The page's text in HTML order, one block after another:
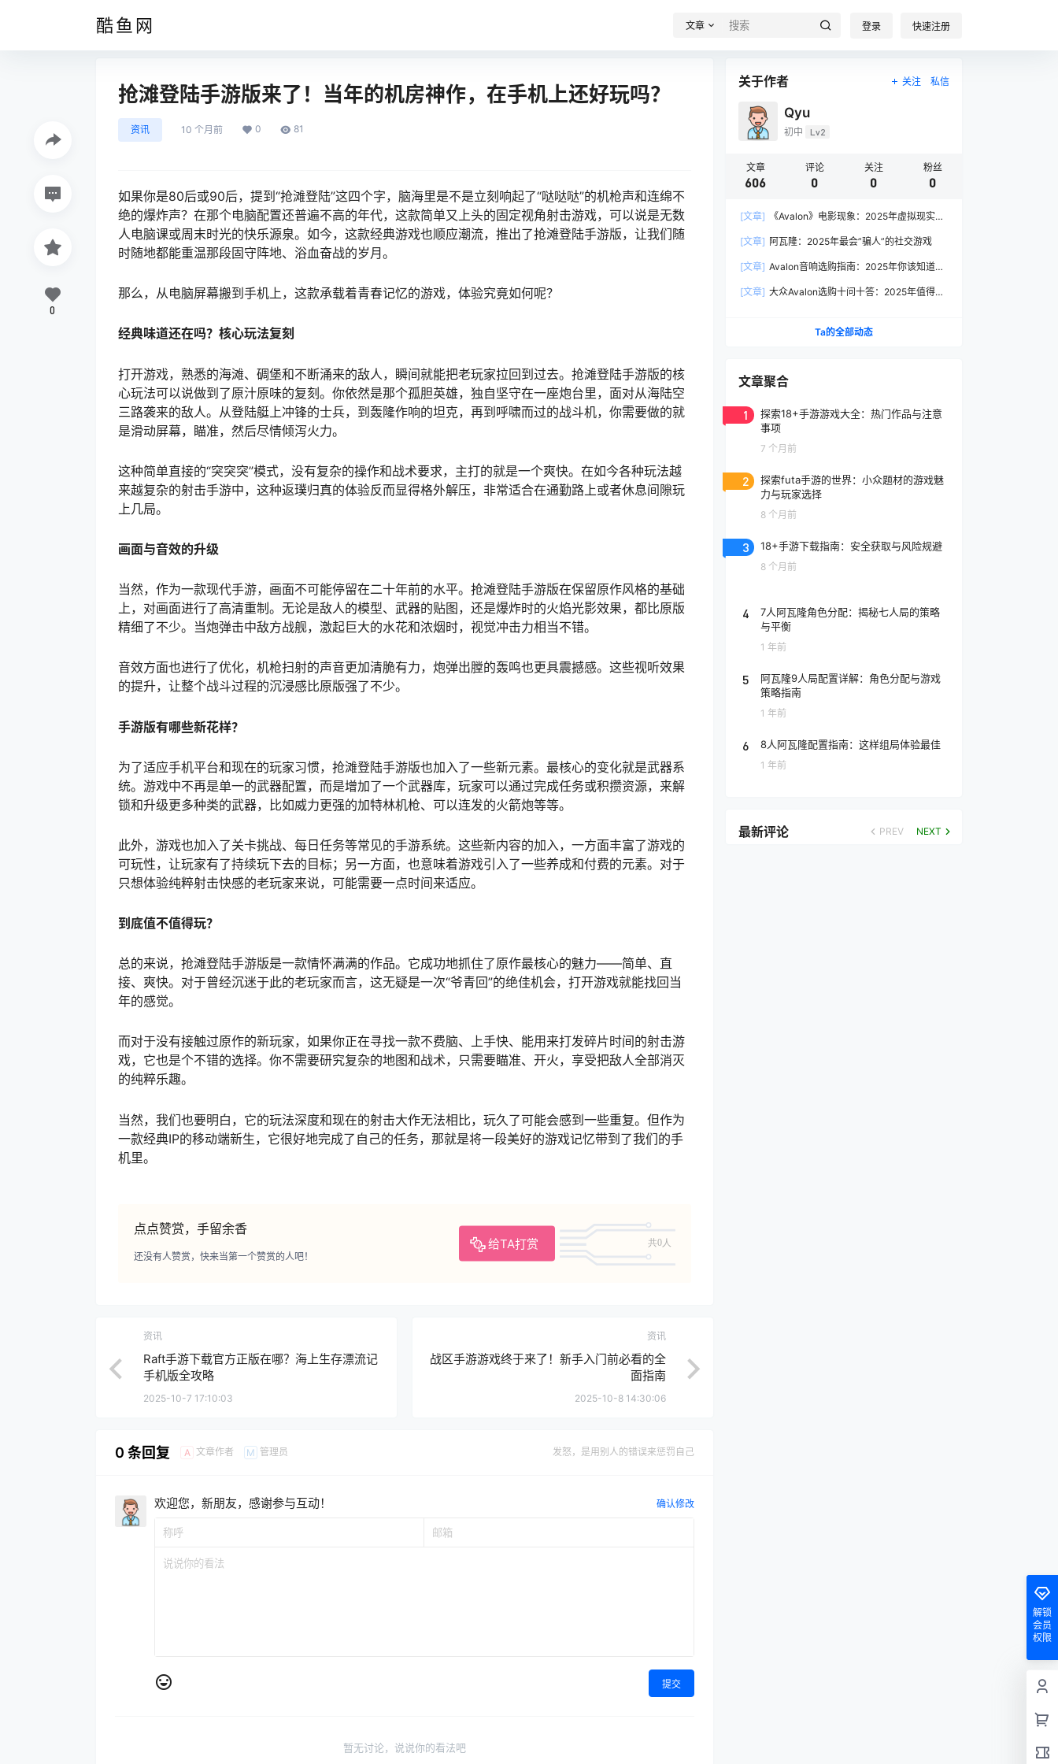
酷鱼网 文章 登录 快速注册
抢滩登陆手游版来了！当年的机房神作，在手机上还好玩吗？
资讯 10 个月前 0 81
如果你是80后或90后，提到“抢滩登陆”这四个字，脑海里是不是立刻响起了“哒哒哒”的机枪声和连绵不
绝的爆炸声？在那个电脑配置还普遍不高的年代，这款简单又上头的固定视角射击游戏，可以说是无数
人电脑课或周末时光的快乐源泉。如今，这款经典游戏也顺应潮流，推出了抢滩登陆手游版，让我们随
时随地都能重温那段固守阵地、浴血奋战的岁月。
那么，从电脑屏幕搬到手机上，这款承载着青春记忆的游戏，体验究竟如何呢？
经典味道还在吗？核心玩法复刻
打开游戏，熟悉的海滩、碉堡和不断涌来的敌人，瞬间就能把老玩家拉回到过去。抢滩登陆手游版的核
心玩法可以说做到了原汁原味的复刻。你依然是那个孤胆英雄，独自坚守在一座炮台里，面对从海陆空
三路袭来的敌人。从登陆艇上冲锋的士兵，到轰隆作响的坦克，再到呼啸而过的战斗机，你需要做的就
是滑动屏幕，瞄准，然后尽情倾泻火力。
这种简单直接的“突突突”模式，没有复杂的操作和战术要求，主打的就是一个爽快。在如今各种玩法越
来越复杂的射击手游中，这种返璞归真的体验反而显得格外解压，非常适合在通勤路上或者休息间隙玩
上几局。
画面与音效的升级
当然，作为一款现代手游，画面不可能停留在二十年前的水平。抢滩登陆手游版在保留原作风格的基础
上，对画面进行了高清重制。无论是敌人的模型、武器的贴图，还是爆炸时的火焰光影效果，都比原版
精细了不少。当炮弹击中敌方战舰，激起巨大的水花和浓烟时，视觉冲击力相当不错。
音效方面也进行了优化，机枪扫射的声音更加清脆有力，炮弹出膛的轰鸣也更具震撼感。这些视听效果
的提升，让整个战斗过程的沉浸感比原版强了不少。
手游版有哪些新花样？
为了适应手机平台和现在的玩家习惯，抢滩登陆手游版也加入了一些新元素。最核心的变化就是武器系
统。游戏中不再是单一的武器配置，而是增加了一个武器库，玩家可以通过完成任务或积攒资源，来解
锁和升级更多种类的武器，比如威力更强的加特林机枪、可以连发的火箭炮等等。
此外，游戏也加入了关卡挑战、每日任务等常见的手游系统。这些新内容的加入，一方面丰富了游戏的
可玩性，让玩家有了持续玩下去的目标；另一方面，也意味着游戏引入了一些养成和付费的元素。对于
只想体验纯粹射击快感的老玩家来说，可能需要一点时间来适应。
到底值不值得玩？
总的来说，抢滩登陆手游版是一款情怀满满的作品。它成功地抓住了原作最核心的魅力——简单、直
接、爽快。对于曾经沉迷于此的老玩家而言，这无疑是一次“爷青回”的绝佳机会，打开游戏就能找回当
年的感觉。
而对于没有接触过原作的新玩家，如果你正在寻找一款不费脑、上手快、能用来打发碎片时间的射击游
戏，它也是个不错的选择。你不需要研究复杂的地图和战术，只需要瞄准、开火，享受把敌人全部消灭
的纯粹乐趣。
当然，我们也要明白，它的玩法深度和现在的射击大作无法相比，玩久了可能会感到一些重复。但作为
一款经典IP的移动端新生，它很好地完成了自己的任务，那就是将一段美好的游戏记忆带到了我们的手
机里。
点点赞赏，手留余香
给TA打赏 共0人
还没有人赞赏，快来当第一个赞赏的人吧！
0
资讯
Raft手游下载官方正版在哪？海上生存漂流记
手机版全攻略
2025-10-7 17:10:03
资讯
战区手游游戏终于来了！新手入门前必看的全
面指南
2025-10-8 14:30:06
0 条回复 A 文章作者 M 管理员 发怒，是用别人的错误来惩罚自己
欢迎您，新朋友，感谢参与互动！ 确认修改
提交
暂无讨论，说说你的看法吧
关于作者 关注 私信
Qyu
初中 Lv2
文章
606
评论
0
关注
0
粉丝
0
[文章]
《Avalon》电影现象：2025年虚拟现实叙
[文章] 阿瓦隆：2025年最会”骗人”的社交游戏
[文章] Avalon音响选购指南：2025年你该知道的
[文章] 大众Avalon选购十问十答：2025年值得入
Ta的全部动态
文章聚合
1
探索18+手游游戏大全：热门作品与注意
事项
7 个月前
2
探索futa手游的世界：小众题材的游戏魅
力与玩家选择
8 个月前
3 18+手游下载指南：安全获取与风险规避
8 个月前
4
7人阿瓦隆角色分配：揭秘七人局的策略
与平衡
1 年前
5
阿瓦隆9人局配置详解：角色分配与游戏
策略指南
1 年前
6 8人阿瓦隆配置指南：这样组局体验最佳
1 年前
最新评论 PREV NEXT
解锁
会员
权限